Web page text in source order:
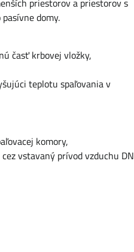
priestorov a priestorov s
domy.
časť krbovej vložky,
teplotu spaľovania v
komory,
vstavaný prívod vzduchu DN